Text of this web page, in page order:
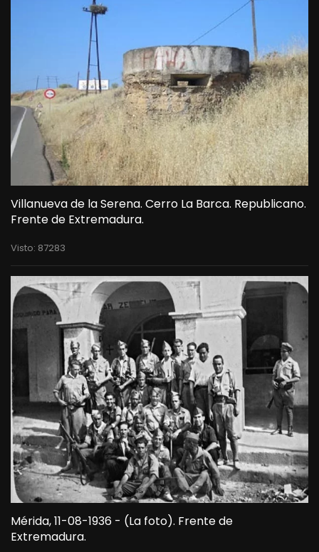
Villanueva de la Serena. Cerro La Barca. Republicano.
Frente de Extremadura.
Visto: 87283
Mérida, 11-08-1936 - (La foto). Frente de
Extremadura.